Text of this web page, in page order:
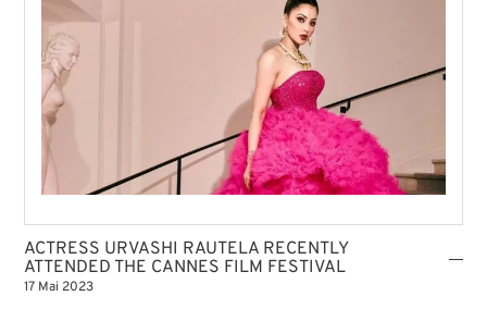
ACTRESS URVASHI RAUTELA RECENTLY
ATTENDED THE CANNES FILM FESTIVAL
17 Mai 2023